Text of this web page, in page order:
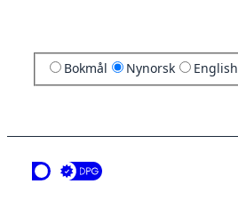
Bokmål Nynorsk English